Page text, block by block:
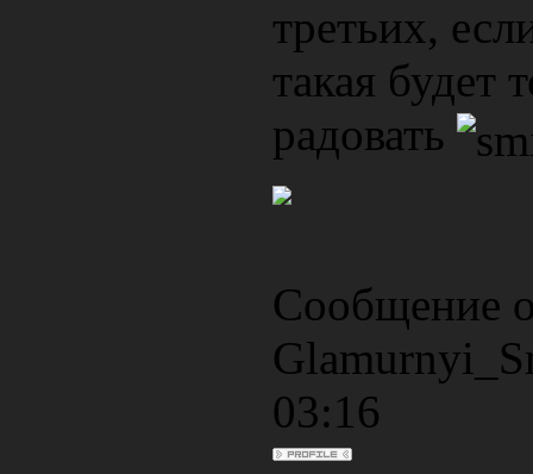
третьих,
такая будет
радовать
Сообщение
03:16